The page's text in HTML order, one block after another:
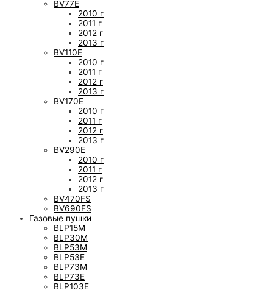
BV77E
2010 г
2011 г
2012 г
2013 г
BV110E
2010 г
2011 г
2012 г
2013 г
BV170E
2010 г
2011 г
2012 г
2013 г
BV290E
2010 г
2011 г
2012 г
2013 г
BV470FS
BV690FS
Газовые пушки
BLP15M
BLP30M
BLP53M
BLP53E
BLP73M
BLP73E
BLP103E